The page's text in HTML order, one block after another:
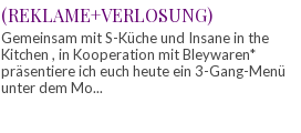
(REKLAME+VERLOSUNG)
Gemeinsam mit S-Küche und Insane in the
Kitchen , in Kooperation mit Bleywaren*
präsentiere ich euch heute ein 3-Gang-Menü
unter dem Mo...